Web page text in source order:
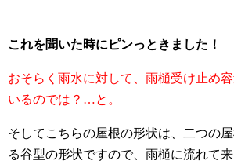
これを聞いた時にピンっときました！
おそらく雨水に対して、雨樋受け止め
いるのでは？…と。
そしてこちらの屋根の形状は、二つの
る谷型の形状ですので、雨樋に流れて